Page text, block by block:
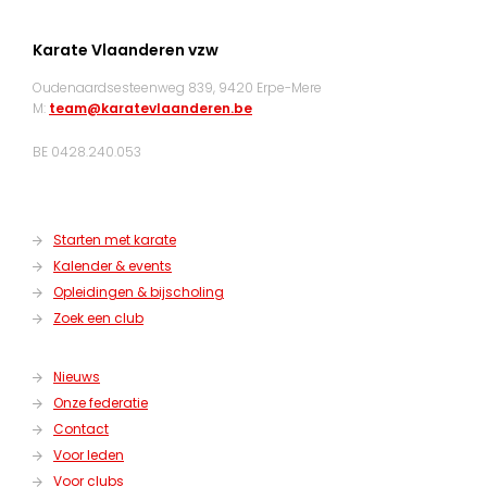
Karate Vlaanderen vzw
Oudenaardsesteenweg 839, 9420 Erpe-Mere
M: team@karatevlaanderen.be
BE 0428.240.053
Starten met karate
Kalender & events
Opleidingen & bijscholing
Zoek een club
Nieuws
Onze federatie
Contact
Voor leden
Voor clubs